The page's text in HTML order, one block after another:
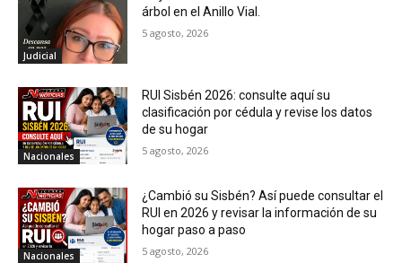
Judicial
árbol en el Anillo Vial.
5 agosto, 2026
Nacionales
RUI Sisbén 2026: consulte aquí su
clasificación por cédula y revise los datos
de su hogar
5 agosto, 2026
Nacionales
¿Cambió su Sisbén? Así puede consultar el
RUI en 2026 y revisar la información de su
hogar paso a paso
5 agosto, 2026